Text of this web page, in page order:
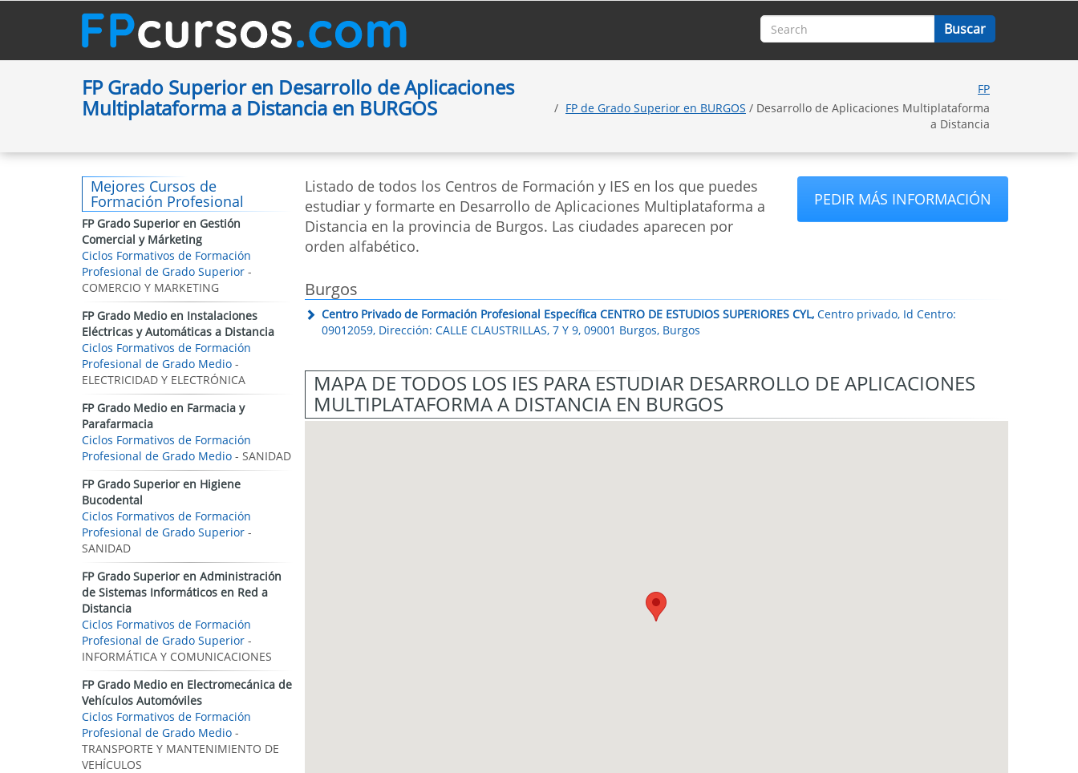
FP Grado Superior en Desarrollo de Aplicaciones
Multiplataforma a Distancia en BURGOS
FP
FP de Grado Superior en BURGOS / Desarrollo de Aplicaciones Multiplataforma
a Distancia
Listado de todos los Centros de Formación y IES en los que puedes
estudiar y formarte en Desarrollo de Aplicaciones Multiplataforma a
Distancia en la provincia de Burgos. Las ciudades aparecen por
orden alfabético.
PEDIR MÁS INFORMACIÓN
Burgos
Centro Privado de Formación Profesional Específica CENTRO DE ESTUDIOS SUPERIORES CYL, Centro privado, Id Centro:
09012059, Dirección: CALLE CLAUSTRILLAS, 7 Y 9, 09001 Burgos, Burgos
MAPA DE TODOS LOS IES PARA ESTUDIAR DESARROLLO DE APLICACIONES
MULTIPLATAFORMA A DISTANCIA EN BURGOS
Mejores Cursos de
Formación Profesional
FP Grado Superior en Gestión
Comercial y Márketing
Ciclos Formativos de Formación
Profesional de Grado Superior -
COMERCIO Y MARKETING
FP Grado Medio en Instalaciones
Eléctricas y Automáticas a Distancia
Ciclos Formativos de Formación
Profesional de Grado Medio -
ELECTRICIDAD Y ELECTRÓNICA
FP Grado Medio en Farmacia y
Parafarmacia
Ciclos Formativos de Formación
Profesional de Grado Medio - SANIDAD
FP Grado Superior en Higiene
Bucodental
Ciclos Formativos de Formación
Profesional de Grado Superior -
SANIDAD
FP Grado Superior en Administración
de Sistemas Informáticos en Red a
Distancia
Ciclos Formativos de Formación
Profesional de Grado Superior -
INFORMÁTICA Y COMUNICACIONES
FP Grado Medio en Electromecánica de
Vehículos Automóviles
Ciclos Formativos de Formación
Profesional de Grado Medio -
TRANSPORTE Y MANTENIMIENTO DE
VEHÍCULOS